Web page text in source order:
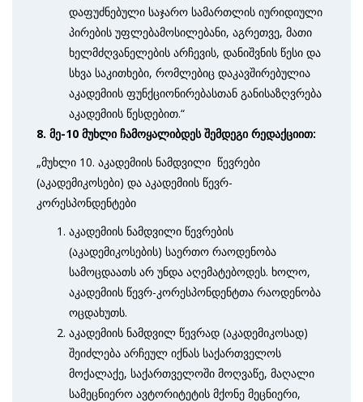
დაფუძნებული საჯარო სამართლის იურიდიული
პირების უფლებამოსილებანი, აგრეთვე, მათი
ხელმძღვანელების არჩევის, დანიშვნის წესი და
სხვა საკითხები, რომლებიც დაკავშირებულია
აკადემიის ფუნქციონირებასთან განისაზღვრება
აკადემიის წესდებით.“
8. მე-10 მუხლი ჩამოყალიბდეს შემდეგი რედაქციით:
„მუხლი 10. აკადემიის ნამდვილი წევრები
(აკადემიკოსები) და აკადემიის წევრ-
კორესპონდენტები
აკადემიის ნამდვილი წევრების
(აკადემიკოსების) საერთო რაოდენობა
სამოცდაათს არ უნდა აღემატებოდეს. ხოლო,
აკადემიის წევრ-კორესპონდენტთა რაოდენობა
ოცდახუთს.
აკადემიის ნამდვილ წევრად (აკადემიკოსად)
შეიძლება არჩეულ იქნას საქართველოს
მოქალაქე, საქართველოში მოღვაწე, მაღალი
სამეცნიერო ავტორიტეტის მქონე მეცნიერი,